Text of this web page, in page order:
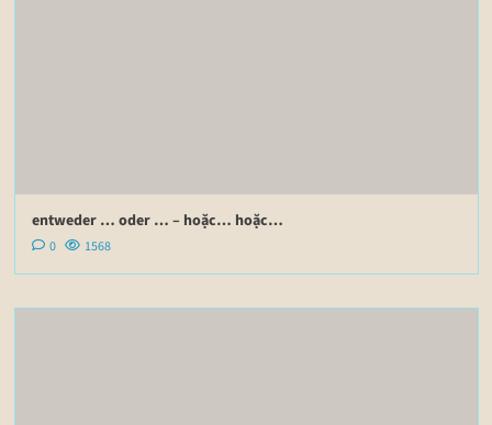
entweder … oder … – hoặc… hoặc…
0 1568